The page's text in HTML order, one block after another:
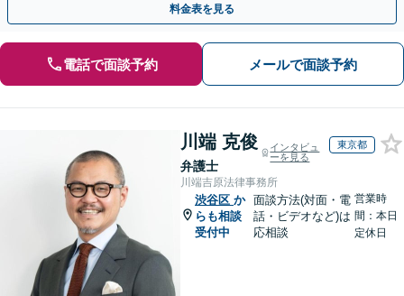
料金表を見る
電話で面談予約 メールで面談予約
川端 克俊
弁護士
インタビュ
ーを見る
東京都
川端吉原法律事務所
渋谷区 か
らも相談
受付中
面談方法(対面・電
話・ビデオなど)は
応相談
営業時
間：本日
定休日